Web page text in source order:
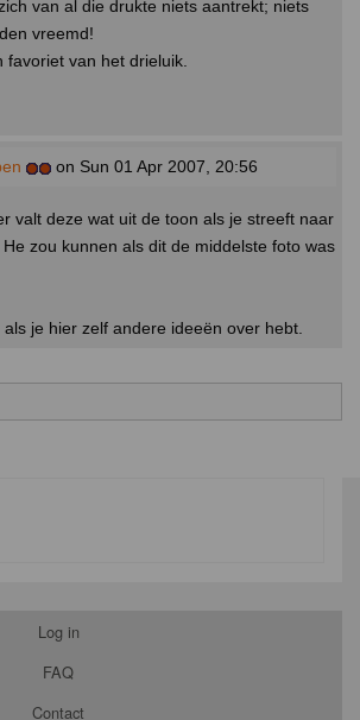
van al die drukte niets aantrekt; niets
vreemd!
favoriet van het drieluik.
on Sun 01 Apr 2007, 20:56
valt deze wat uit de toon als je streeft naar
zou kunnen als dit de middelste foto was
je hier zelf andere ideeën over hebt.
Log in
FAQ
Contact